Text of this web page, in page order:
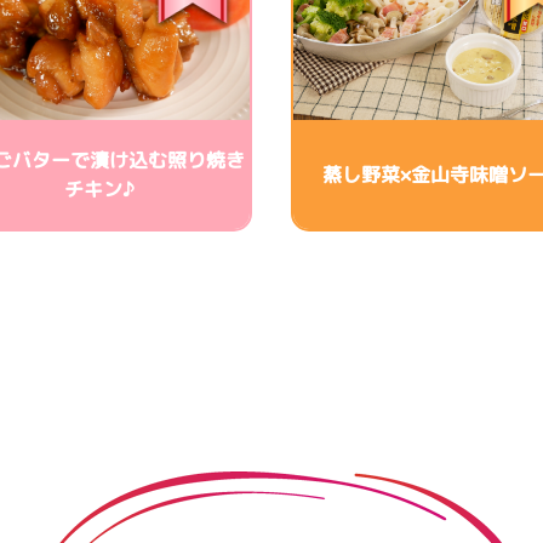
バターで漬け込む照り焼き
チキン♪
蒸し野菜×金山寺味噌ソ